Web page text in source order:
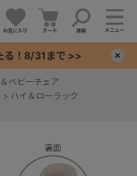
お気に入り カート 検索 メニュー
る！8/31まで >>
ベビーチェア
> ハイ＆ローラック